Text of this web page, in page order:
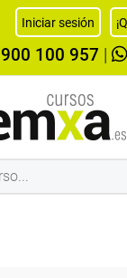
Iniciar sesión
900 100 957